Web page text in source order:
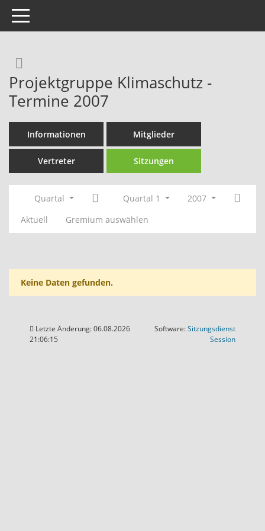
Toggle navigation
Projektgruppe Klimaschutz -
Termine 2007
Informationen Mitglieder
Vertreter Sitzungen
Quartal Quartal 1
2007
Aktuell
Gremium auswählen
Keine Daten gefunden.
Letzte Änderung: 06.08.2026
21:06:15
Software:Sitzungsdienst
Session(Wird in